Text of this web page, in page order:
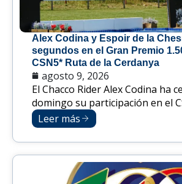
Alex Codina y Espoir de la
segundos en el Gran Premio
CSN5* Ruta de la Cerdanya
agosto 9, 2026
El Chacco Rider Alex Codina ha
domingo su participación en el
Leer más